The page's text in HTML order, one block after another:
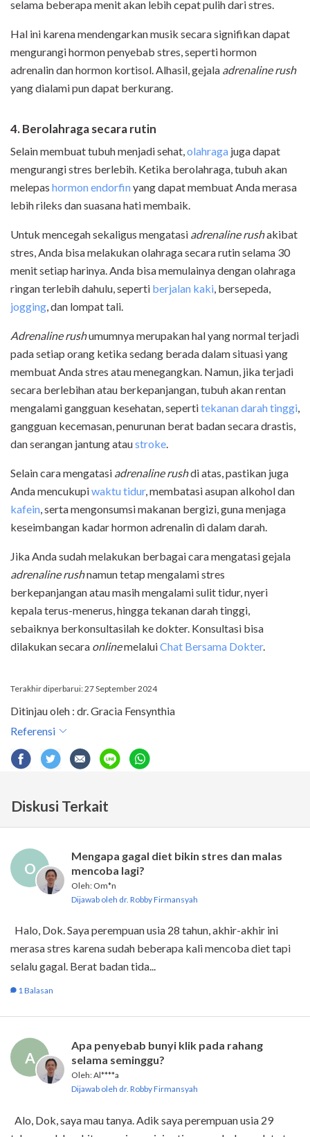
selama beberapa menit akan lebih cepat pulih dari stres.
Hal ini karena mendengarkan musik secara signifikan dapat
mengurangi hormon penyebab stres, seperti hormon
adrenalin dan hormon kortisol. Alhasil, gejala adrenaline rush
yang dialami pun dapat berkurang.
4. Berolahraga secara rutin
Selain membuat tubuh menjadi sehat, olahraga juga dapat
mengurangi stres berlebih. Ketika berolahraga, tubuh akan
melepas hormon endorfinyang dapat membuat Anda merasa
lebih rileks dan suasana hati membaik.
Untuk mencegah sekaligus mengatasi adrenaline rushakibat
stres, Anda bisa melakukan olahraga secara rutin selama 30
menit setiap harinya. Anda bisa memulainya dengan olahraga
ringan terlebih dahulu, seperti berjalan kaki , bersepeda,
jogging , dan lompat tali.
Adrenaline rushumumnya merupakan hal yang normal terjadi
pada setiap orang ketika sedang berada dalam situasi yang
membuat Anda stres atau menegangkan. Namun, jika terjadi
secara berlebihan atau berkepanjangan, tubuh akan rentan
mengalami gangguan kesehatan, sepertitekanan darah tinggi
gangguan kecemasan, penurunan berat badan secara drastis,
dan serangan jantung ataustroke
Selain cara mengatasi adrenaline rushdi atas, pastikan juga
Anda mencukupiwaktu tidur, membatasi asupan alkohol dan
kafein , serta mengonsumsi makanan bergizi, guna menjaga
keseimbangan kadar hormon adrenalin di dalam darah.
Jika Anda sudah melakukan berbagai cara mengatasi gejala
adrenaline rushnamun tetap mengalami stres
berkepanjangan atau masih mengalami sulit tidur, nyeri
kepala terus-menerus, hingga tekanan darah tinggi,
sebaiknya berkonsultasilah ke dokter. Konsultasi bisa
dilakukan secara onlinemelaluiChat Bersama Dokter.
Terakhir diperbarui: 27 September 2024